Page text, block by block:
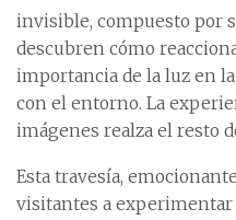
invisible, compuesto por
descubren cómo
importancia de la luz en
con el entorno. La
imágenes realza el resto
Esta travesía,
visitantes a experimentar